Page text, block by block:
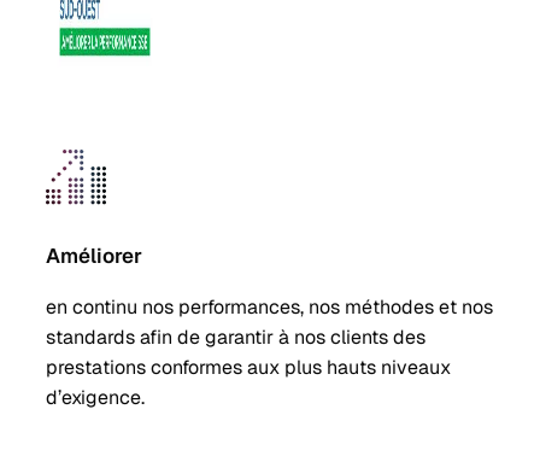
Améliorer
en continu nos performances, nos méthodes et nos
standards afin de garantir à nos clients des
prestations conformes aux plus hauts niveaux
d’exigence.